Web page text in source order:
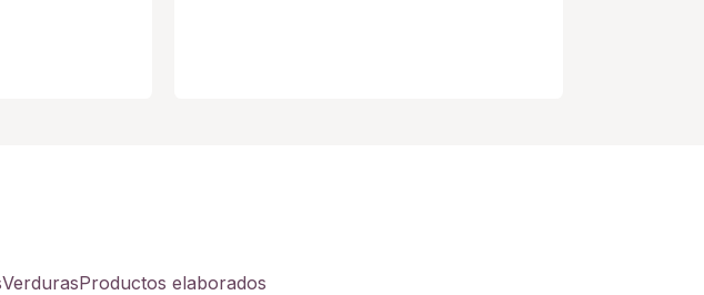
VerdurasProductos elaborados